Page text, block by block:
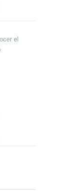
el